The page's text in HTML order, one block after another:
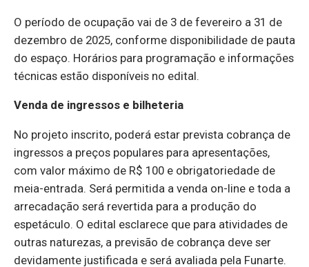
O período de ocupação vai de 3 de fevereiro a 31 de
dezembro de 2025, conforme disponibilidade de pauta
do espaço. Horários para programação e informações
técnicas estão disponíveis no edital.
Venda de ingressos e bilheteria
No projeto inscrito, poderá estar prevista cobrança de
ingressos a preços populares para apresentações,
com valor máximo de R$ 100 e obrigatoriedade de
meia-entrada. Será permitida a venda on-line e toda a
arrecadação será revertida para a produção do
espetáculo. O edital esclarece que para atividades de
outras naturezas, a previsão de cobrança deve ser
devidamente justificada e será avaliada pela Funarte.